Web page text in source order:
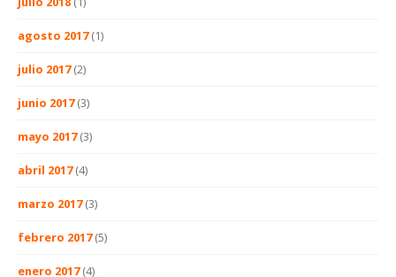
agosto 2017(1)
julio 2017(2)
junio 2017(3)
mayo 2017(3)
abril 2017(4)
marzo 2017(3)
febrero 2017(5)
enero 2017(4)